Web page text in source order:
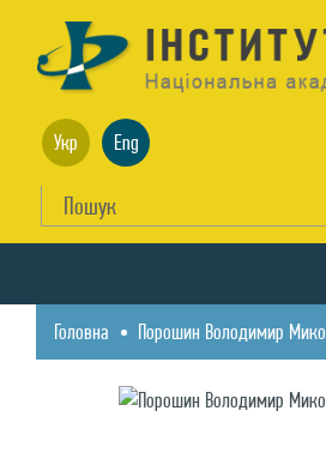
Укр Eng
Головна Порошин Володимир